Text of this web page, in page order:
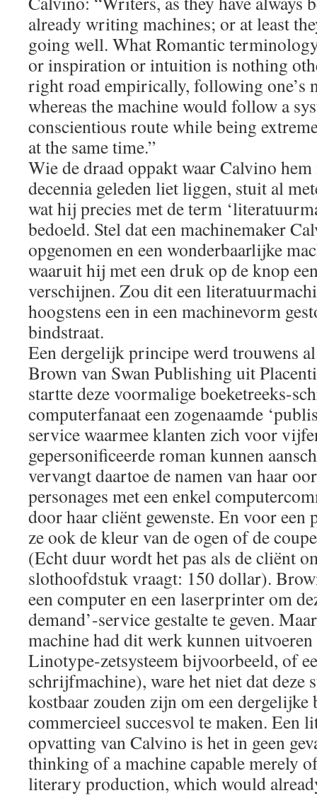
already writing machines; or at least
going well. What Romantic
or inspiration or intuition is nothing
right road empirically, following one’s
whereas the machine would follow a
conscientious route while being
at the same time.”
Wie de draad oppakt waar Calvino hem
decennia geleden liet liggen, stuit al
wat hij precies met de term
bedoeld. Stel dat een machinemaker
opgenomen en een wonderbaarlijke
waaruit hij met een druk op de knop
verschijnen. Zou dit een
hoogstens een in een machinevorm
bindstraat.
Een dergelijk principe werd trouwens
Brown van Swan Publishing uit
startte deze voormalige boeketreeks-
computerfanaat een zogenaamde
service waarmee klanten zich voor
gepersonificeerde roman kunnen
vervangt daartoe de namen van haar
personages met een enkel
door haar cliënt gewenste. En voor een
ze ook de kleur van de ogen of de
(Echt duur wordt het pas als de cliënt
slothoofdstuk vraagt: 150 dollar).
een computer en een laserprinter om
demand’-service gestalte te geven.
machine had dit werk kunnen uitvoeren
Linotype-zetsysteem bijvoorbeeld, of
schrijfmachine), ware het niet dat deze
kostbaar zouden zijn om een dergelijke
commercieel succesvol te maken. Een
opvatting van Calvino is het in geen
thinking of a machine capable merely
literary production, which would